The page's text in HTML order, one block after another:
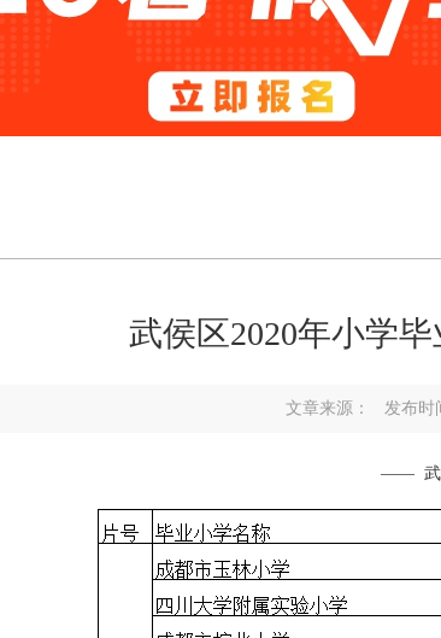
武侯区2020年小学
文章来源： 发布时
——